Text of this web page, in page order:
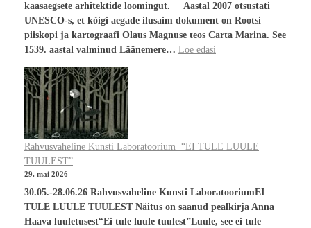
kaasaegsete arhitektide loomingut. Aastal 2007 otsustati
UNESCO-s, et kõigi aegade ilusaim dokument on Rootsi
piiskopi ja kartograafi Olaus Magnuse teos Carta Marina. See
1539. aastal valminud Läänemere… Loe edasi
Rahvusvaheline Kunsti Laboratoorium “EI TULE LUULE
TUULEST”
29. mai 2026
30.05.-28.06.26 Rahvusvaheline Kunsti LaboratooriumEI
TULE LUULE TUULEST Näitus on saanud pealkirja Anna
Haava luuletusest“Ei tule luule tuulest”Luule, see ei tule